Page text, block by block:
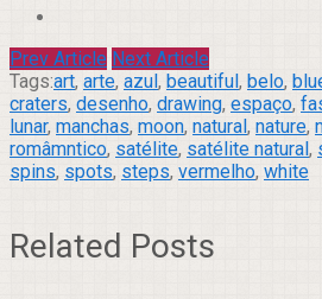
Prev Article Next Article
Tags:art, arte, azul, beautiful, belo,
craters, desenho, drawing, espaço,
lunar, manchas, moon, natural, nature,
româmntico, satélite, satélite natural,
spins, spots, steps, vermelho, white
Related Posts